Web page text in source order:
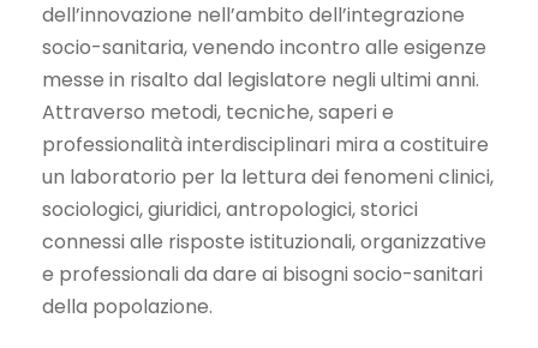
dell’innovazione nell’ambito dell’integrazione
socio-sanitaria, venendo incontro alle esigenze
messe in risalto dal legislatore negli ultimi anni.
Attraverso metodi, tecniche, saperi e
professionalità interdisciplinari mira a costituire
un laboratorio per la lettura dei fenomeni clinici,
sociologici, giuridici, antropologici, storici
connessi alle risposte istituzionali, organizzative
e professionali da dare ai bisogni socio-sanitari
della popolazione.